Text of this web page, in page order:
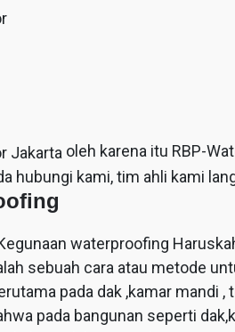
oleh karena itu RBP-
hubungi kami, tim ahli kami
waterproofing
sebuah cara atau metode
pada dak ,kamar mandi
pada bangunan seperti